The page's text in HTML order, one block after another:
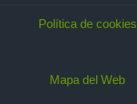
Política de cookies
Mapa del Web